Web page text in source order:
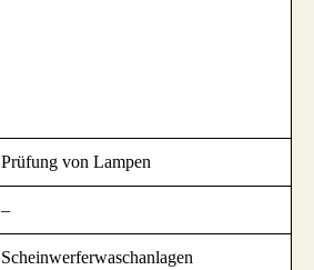
Prüfung von Lampen
–
Scheinwerferwaschanlagen